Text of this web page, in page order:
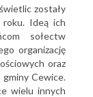
zostały
roku. Ideą ich
sołectw
organizację
oraz
gminy Cewice.
wielu innych